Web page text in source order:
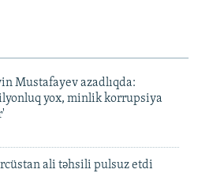
Mustafayev azadlıqda:
yox, minlik korrupsiya
ali təhsili pulsuz etdi